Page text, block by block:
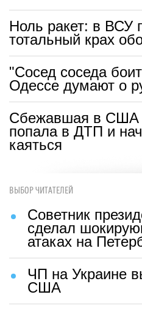
Ноль ракет: в ВСУ
тотальный крах
"Сосед соседа
Одессе думают о
Сбежавшая в США
попала в ДТП и
каяться
ВЫБОР ЧИТАТЕЛЕЙ
Советник
сделал
атаках на
ЧП на Украине
США